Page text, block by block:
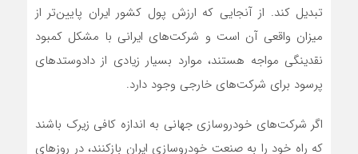
تبدیل کند. از آنجایی که ارزش پول کشور ایران پایین‌تر از
میزان واقعی آن است و شرکت‌های ایرانی با مشکل کمبود
نقدینگی مواجه هستند، موارد بسیار زیادی از دادوستدهای
پرسود برای شرکت‌های خارجی وجود دارد.
اگر شرکت‌های خودروسازی جهانی به اندازه کافی زیرک باشند
که راه خود را به صنعت خودروسازی ایران بازکنند، در روزهای